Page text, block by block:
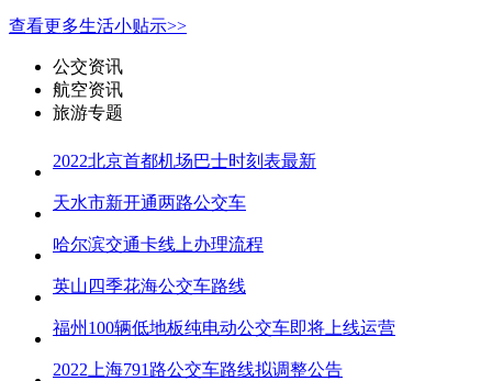
查看更多生活小贴示>>
公交资讯
航空资讯
旅游专题
2022北京首都机场巴士时刻表最新
天水市新开通两路公交车
哈尔滨交通卡线上办理流程
英山四季花海公交车路线
福州100辆低地板纯电动公交车即将上线运营
2022上海791路公交车路线拟调整公告